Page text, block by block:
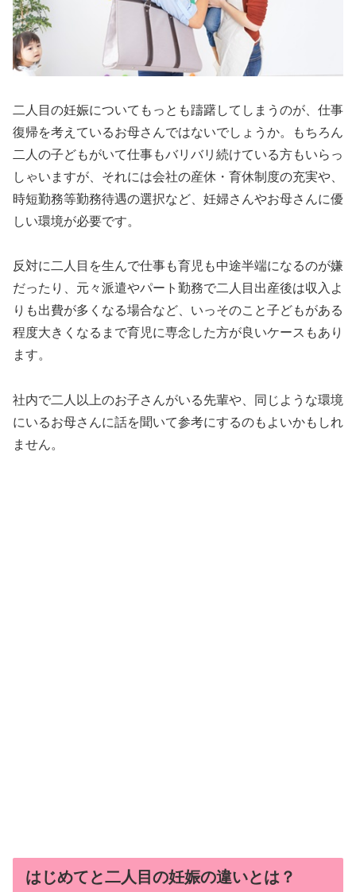
二人目の妊娠についてもっとも躊躇してしまうのが、仕事
復帰を考えているお母さんではないでしょうか。もちろん
二人の子どもがいて仕事もバリバリ続けている方もいらっ
しゃいますが、それには会社の産休・育休制度の充実や、
時短勤務等勤務待遇の選択など、妊婦さんやお母さんに優
しい環境が必要です。
反対に二人目を生んで仕事も育児も中途半端になるのが嫌
だったり、元々派遣やパート勤務で二人目出産後は収入よ
りも出費が多くなる場合など、いっそのこと子どもがある
程度大きくなるまで育児に専念した方が良いケースもあり
ます。
社内で二人以上のお子さんがいる先輩や、同じような環境
にいるお母さんに話を聞いて参考にするのもよいかもしれ
ません。
はじめてと二人目の妊娠の違いとは？